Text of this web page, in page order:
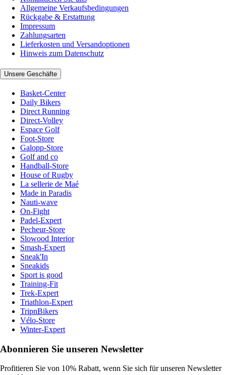
Allgemeine Verkaufsbedingungen
Rückgabe & Erstattung
Impressum
Zahlungsarten
Lieferkosten und Versandoptionen
Hinweis zum Datenschutz
Unsere Geschäfte
Basket-Center
Daily Bikers
Direct Running
Direct-Volley
Espace Golf
Foot-Store
Galopp-Store
Golf and co
Handball-Store
House of Rugby
La sellerie de Maé
Made in Paradis
Nauti-wave
On-Fight
Padel-Expert
Pecheur-Store
Slowood Interior
Smash-Expert
Sneak'In
Sneakids
Sport is good
Training-Fit
Trek-Expert
Triathlon-Expert
TripnBikers
Vélo-Store
Winter-Expert
Abonnieren Sie unseren Newsletter
Profitieren Sie von 10% Rabatt, wenn Sie sich für unseren Newsletter